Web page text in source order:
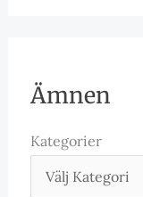
Ämnen
Kategorier